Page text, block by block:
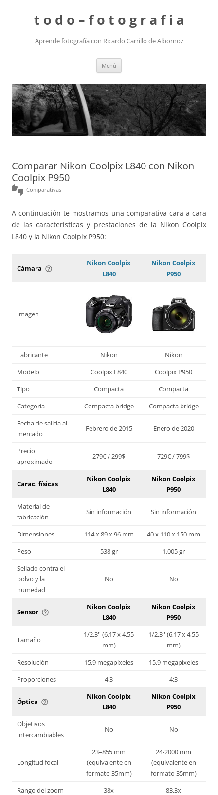
t o d o – f o t o g r a f i a
Aprende fotografía con Ricardo Carrillo de Albornoz
Menú
Comparar Nikon Coolpix L840 con Nikon
Coolpix P950
thumbs_up_down Comparativas
A continuación te mostramos una comparativa cara a cara
de las características y prestaciones de la Nikon Coolpix
L840 y la Nikon Coolpix P950:
Cámara help_outline
Nikon Coolpix
L840
Nikon Coolpix
P950
Imagen
Fabricante Nikon
Nikon
Modelo
Coolpix L840
Coolpix P950
Tipo
Compacta
Compacta
Categoría
Compacta bridge
Compacta bridge
Fecha de salida al
mercado
Febrero de 2015 Enero de 2020
Precio
aproximado
279€ / 299$ 729€ / 799$
Carac. físicas
Nikon Coolpix
L840
Nikon Coolpix
P950
Material de
fabricación
Sin información Sin información
Dimensiones 114 x 89 x 96 mm
40 x 110 x 150 mm
Peso
538 gr
1.005 gr
Sellado contra el
polvo y la
humedad
No No
Sensor help_outline
Nikon Coolpix
L840
Nikon Coolpix
P950
Tamaño
1/2,3'' (6,17 x 4,55
mm)
1/2,3'' (6,17 x 4,55
mm)
Resolución
15,9 megapíxeles
15,9 megapíxeles
Proporciones
4:3 4:3
Óptica help_outline
Nikon Coolpix
L840
Nikon Coolpix
P950
Objetivos
Intercambiables
No No
Longitud focal
23–855 mm
(equivalente en
formato 35mm)
24-2000 mm
(equivalente en
formato 35mm)
Rango del zoom
38x
83,3x